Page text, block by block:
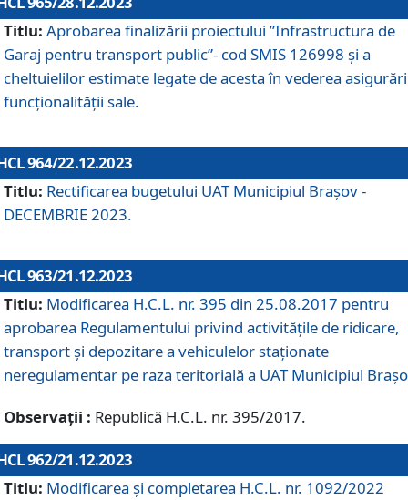
Titlu: Aprobarea finalizării proiectului ”Infrastructura de
Garaj pentru transport public”- cod SMIS 126998 și a
cheltuielilor estimate legate de acesta în vederea
funcționalității sale.
964/22.12.2023
Titlu: Rectificarea bugetului UAT Municipiul Braşov -
DECEMBRIE 2023.
963/21.12.2023
Titlu: Modificarea H.C.L. nr. 395 din 25.08.2017 pentru
aprobarea Regulamentului privind activitățile de ridicare,
transport şi depozitare a vehiculelor staționate
neregulamentar pe raza teritorială a UAT Municipiul
Observații : Republică H.C.L. nr. 395/2017.
962/21.12.2023
Titlu: Modificarea și completarea H.C.L. nr. 1092/2022